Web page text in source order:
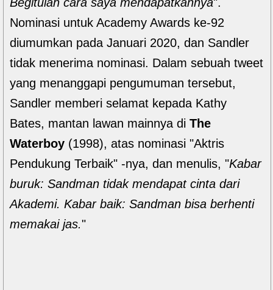
Nominasi untuk Academy Awards ke-92
diumumkan pada Januari 2020, dan Sandler
tidak menerima nominasi. Dalam sebuah tweet
yang menanggapi pengumuman tersebut,
Sandler memberi selamat kepada Kathy
Bates, mantan lawan mainnya di The
Waterboy (1998), atas nominasi "Aktris
Pendukung Terbaik" -nya, dan menulis, "Kabar
buruk: Sandman tidak mendapat cinta dari
Akademi. Kabar baik: Sandman bisa berhenti
memakai jas."